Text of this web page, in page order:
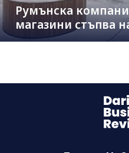
Румънска
магазини стъпва